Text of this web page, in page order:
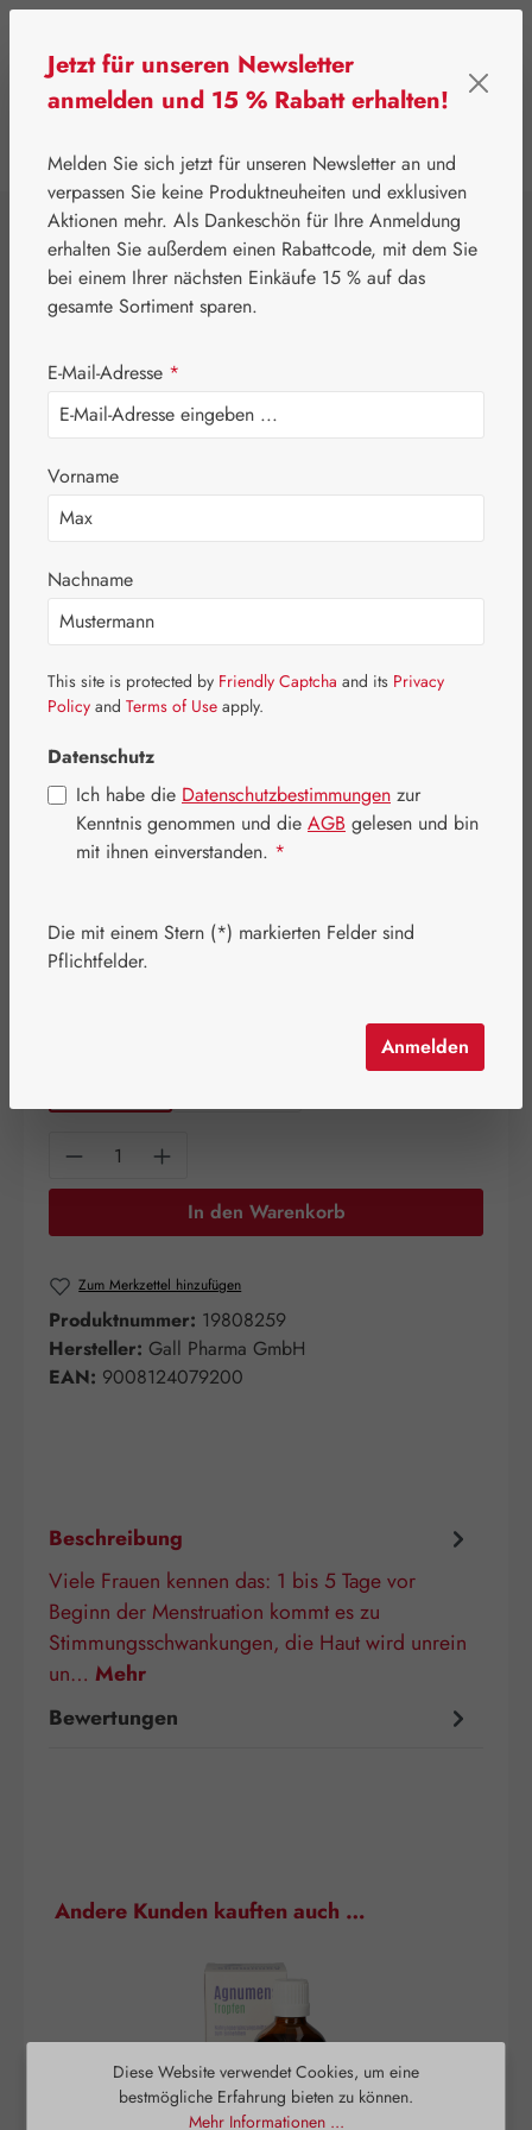
⌂ Gall Pharma Pflanzliche Produkte
Agnumens® mono
10 mg Kapseln
Bildergalerie überspringen
Verkaufspreis:
17,52 € % Regulärer Preis:
21,90 € (20% gespart)
Preise inkl. MwSt. zzgl. Versandkosten
Produkt Anzahl: Gib den gewünschten
In den Warenkorb
Zum Merkzettel hinzufügen
Produktnummer: 19808259
Hersteller: Gall Pharma GmbH
EAN: 9008124079200
Beschreibung
Viele Frauen kennen das: 1 bis 5 Tage vor
Beginn der Menstruation kommt es zu
Stimmungsschwankungen, die Haut wird unrein
un… Mehr
Bewertungen
Produktgalerie überspringen
Andere Kunden kauften auch …
Diese Website verwendet Cookies, um eine
bestmögliche Erfahrung bieten zu können.
Mehr Informationen ...
Jetzt für unseren Newsletter
anmelden und 15 % Rabatt erhalten!
Melden Sie sich jetzt für unseren Newsletter an und
verpassen Sie keine Produktneuheiten und exklusiven
Aktionen mehr. Als Dankeschön für Ihre Anmeldung
erhalten Sie außerdem einen Rabattcode, mit dem Sie
bei einem Ihrer nächsten Einkäufe 15 % auf das
gesamte Sortiment sparen.
E-Mail-Adresse *
Vorname
Nachname
This site is protected by Friendly Captcha and its Privacy
Policy and Terms of Use apply.
Datenschutz
Ich habe die Datenschutzbestimmungen zur
Kenntnis genommen und die AGB gelesen und bin
mit ihnen einverstanden. *
Die mit einem Stern (*) markierten Felder sind
Pflichtfelder.
Anmelden